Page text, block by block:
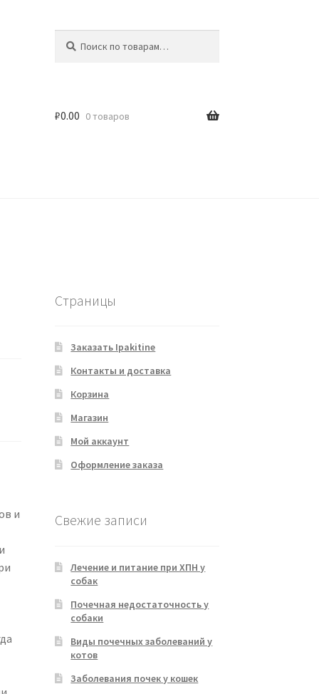
₽0.00 0 товаров
и
Страницы
Заказать Ipakitine
Контакты и доставка
Корзина
Магазин
Мой аккаунт
Оформление заказа
Свежие записи
Лечение и питание при ХПН у
собак
Почечная недостаточность у
собаки
Виды почечных заболеваний у
котов
Заболевания почек у кошек